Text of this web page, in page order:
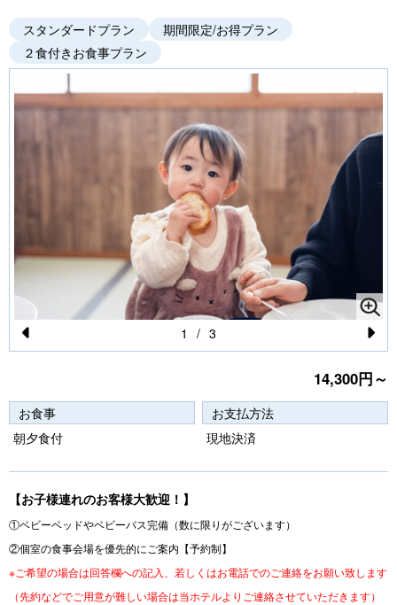
スタンダードプラン
期間限定/お得プラン
２食付きお食事プラン
Pr
vi
o
N
e
xt
1 / 3
14,300円～
お食事
朝夕食付
お支払方法
現地決済
【お子様連れのお客様大歓迎！】
①ベビーベッドやベビーバス完備（数に限りがございます）
②個室の食事会場を優先的にご案内【予約制】
※ご希望の場合は回答欄への記入、若しくはお電話でのご連絡をお願い致します
（先約などでご用意が難しい場合は当ホテルよりご連絡させていただきます）